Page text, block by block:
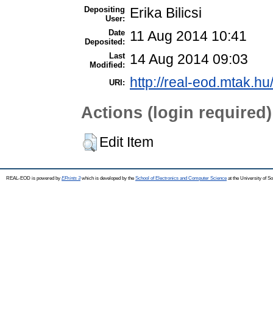
Depositing
User:
Erika Bilicsi
Date
Deposited:
11 Aug 2014 10:41
Last
Modified:
14 Aug 2014 09:03
URI: http://real-
Actions (login required)
Edit Item
REAL-EOD is powered by EPrints 3which is developed by the School of Electronics and Computer Science at the University of